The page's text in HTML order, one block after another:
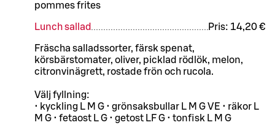
pommes frites
Lunch sallad Pris: 14,20 €
Fräscha salladssorter, färsk spenat,
körsbärstomater, oliver, picklad rödlök, melon,
citronvinägrett, rostade frön och rucola.
Välj fyllning:
• kyckling L M G • grönsaksbullar L M G VE • räkor L
M G • fetaost L G • getost LF G • tonfisk L M G